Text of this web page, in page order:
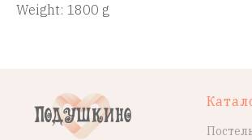
Weight: 1800 g